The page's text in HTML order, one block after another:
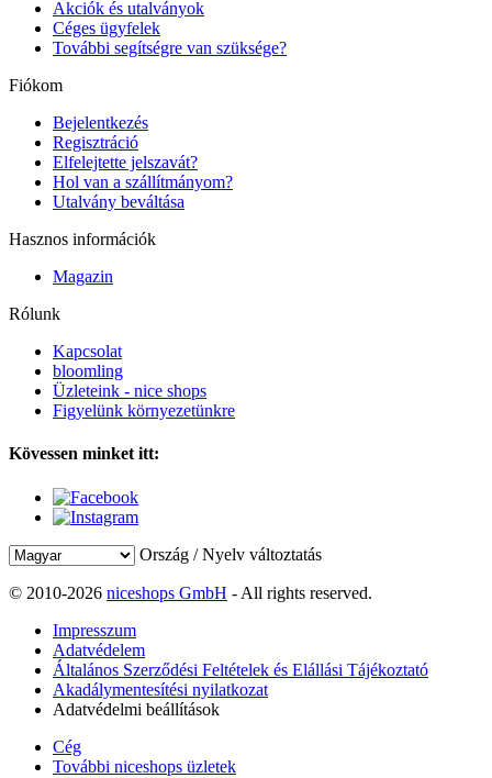
Akciók és utalványok
Céges ügyfelek
További segítségre van szüksége?
Fiókom
Bejelentkezés
Regisztráció
Elfelejtette jelszavát?
Hol van a szállítmányom?
Utalvány beváltása
Hasznos információk
Magazin
Rólunk
Kapcsolat
bloomling
Üzleteink - nice shops
Figyelünk környezetünkre
Kövessen minket itt:
Ország / Nyelv változtatás
© 2010-2026 niceshops GmbH - All rights reserved.
Impresszum
Adatvédelem
Általános Szerződési Feltételek és Elállási Tájékoztató
Akadálymentesítési nyilatkozat
Adatvédelmi beállítások
Cég
További niceshops üzletek